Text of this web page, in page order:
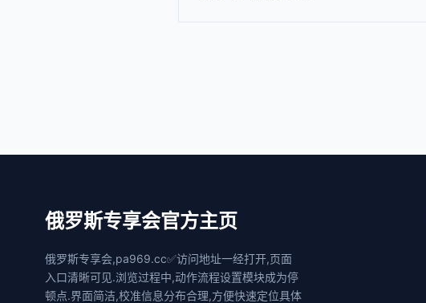
俄罗斯专享会官方主页
俄罗斯专享会,pa969.cc✅访问地址一经打开,页面
入口清晰可见.浏览过程中,动作流程设置模块成为停
顿点.界面简洁,校准信息分布合理,方便快速定位具体